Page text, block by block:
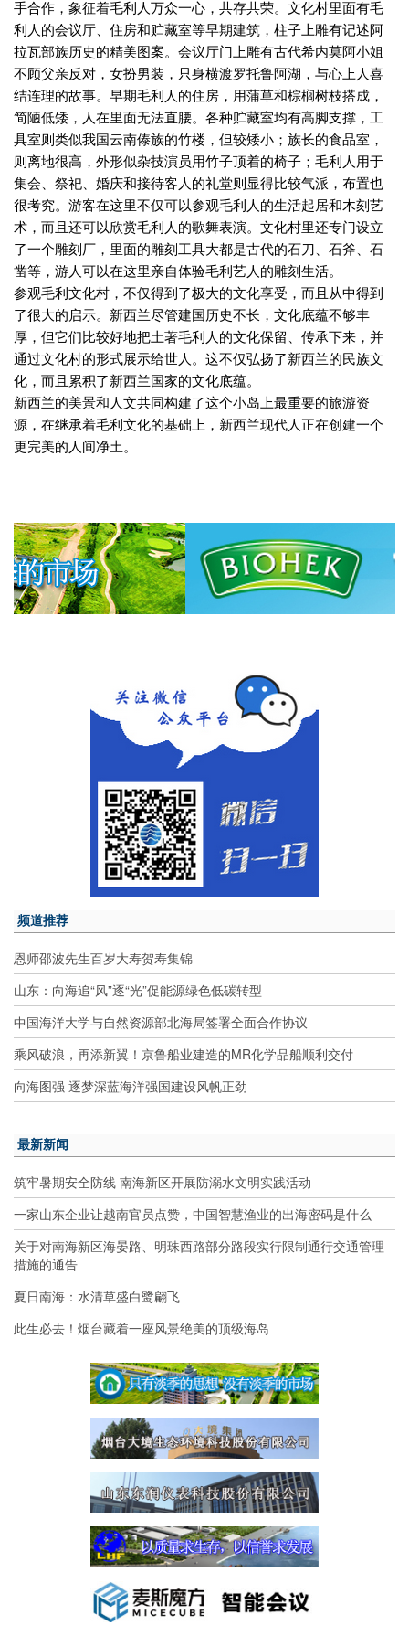
手合作，象征着毛利人万众一心，共存共荣。文化村里面有毛
利人的会议厅、住房和贮藏室等早期建筑，柱子上雕有记述阿
拉瓦部族历史的精美图案。会议厅门上雕有古代希内莫阿小姐
不顾父亲反对，女扮男装，只身横渡罗托鲁阿湖，与心上人喜
结连理的故事。早期毛利人的住房，用蒲草和棕榈树枝搭成，
简陋低矮，人在里面无法直腰。各种贮藏室均有高脚支撑，工
具室则类似我国云南傣族的竹楼，但较矮小；族长的食品室，
则离地很高，外形似杂技演员用竹子顶着的椅子；毛利人用于
集会、祭祀、婚庆和接待客人的礼堂则显得比较气派，布置也
很考究。游客在这里不仅可以参观毛利人的生活起居和木刻艺
术，而且还可以欣赏毛利人的歌舞表演。文化村里还专门设立
了一个雕刻厂，里面的雕刻工具大都是古代的石刀、石斧、石
凿等，游人可以在这里亲自体验毛利艺人的雕刻生活。
参观毛利文化村，不仅得到了极大的文化享受，而且从中得到
了很大的启示。新西兰尽管建国历史不长，文化底蕴不够丰
厚，但它们比较好地把土著毛利人的文化保留、传承下来，并
通过文化村的形式展示给世人。这不仅弘扬了新西兰的民族文
化，而且累积了新西兰国家的文化底蕴。
新西兰的美景和人文共同构建了这个小岛上最重要的旅游资
源，在继承着毛利文化的基础上，新西兰现代人正在创建一个
更完美的人间净土。
频道推荐
恩师邵波先生百岁大寿贺寿集锦
山东：向海追“风”逐“光”促能源绿色低碳转型
中国海洋大学与自然资源部北海局签署全面合作协议
乘风破浪，再添新翼！京鲁船业建造的MR化学品船顺利交付
向海图强 逐梦深蓝海洋强国建设风帆正劲
最新新闻
筑牢暑期安全防线 南海新区开展防溺水文明实践活动
一家山东企业让越南官员点赞，中国智慧渔业的出海密码是什么
关于对南海新区海晏路、明珠西路部分路段实行限制通行交通管理
措施的通告
夏日南海：水清草盛白鹭翩飞
此生必去！烟台藏着一座风景绝美的顶级海岛